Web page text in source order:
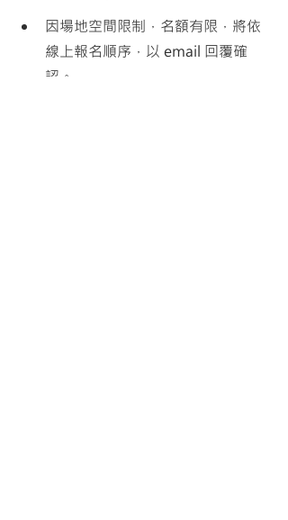
因場地空間限制，名額有限，將依
線上報名順序，以 email 回覆確
認。